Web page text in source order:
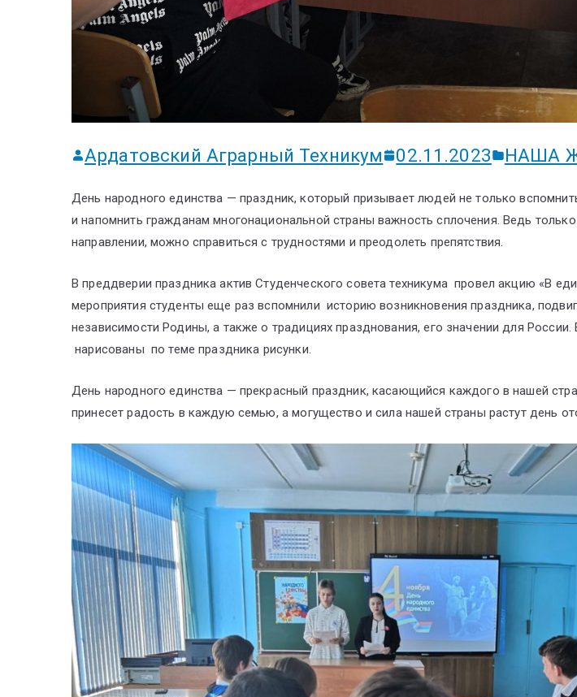
Ардатовский Аграрный Техникум 02.11.2023 НАША
День народного единства — праздник, который призывает людей не только
и напомнить гражданам многонациональной страны важность сплочения. Ведь
направлении, можно справиться с трудностями и преодолеть препятствия.
В преддверии праздника актив Студенческого совета техникума провел акцию «В
мероприятия студенты еще раз вспомнили историю возникновения праздника,
независимости Родины, а также о традициях празднования, его значении для
нарисованы по теме праздника рисунки.
День народного единства — прекрасный праздник, касающийся каждого в нашей
принесет радость в каждую семью, а могущество и сила нашей страны растут день